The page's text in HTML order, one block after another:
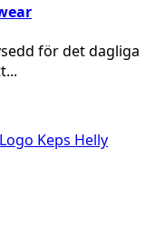
för det dagliga